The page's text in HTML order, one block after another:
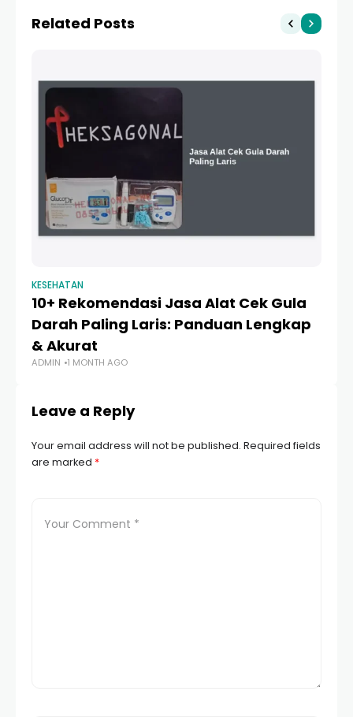
dan Terpercaya
Related Posts
KESEHATAN
10+ Rekomendasi Jasa Alat Cek Gula
Darah Paling Laris: Panduan Lengkap
& Akurat
ADMIN 1 MONTH AGO
Leave a Reply
Your email address will not be published. Required fields
are marked *